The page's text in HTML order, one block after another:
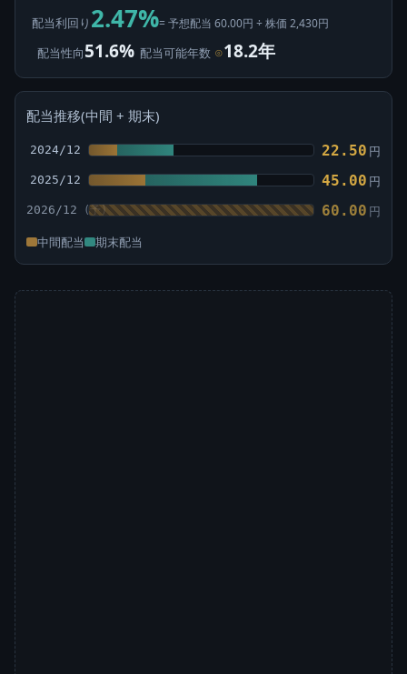
配当利回り 2.47%= 予想配当 60.00円 ÷ 株価 2,430円
配当性向51.6% 配当可能年数 ⊙18.2年
配当推移(中間 + 期末)
2024/12 22.50 円
2025/12 45.00 円
2026/12 60.00 円
中間配当 期末配当